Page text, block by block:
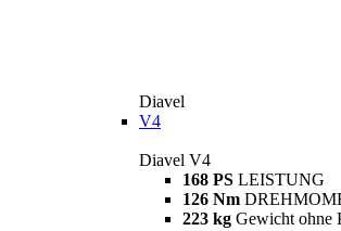
Diavel
V4
Diavel V4
168 PS LEISTUNG
126 Nm
223 kg Gewicht ohne